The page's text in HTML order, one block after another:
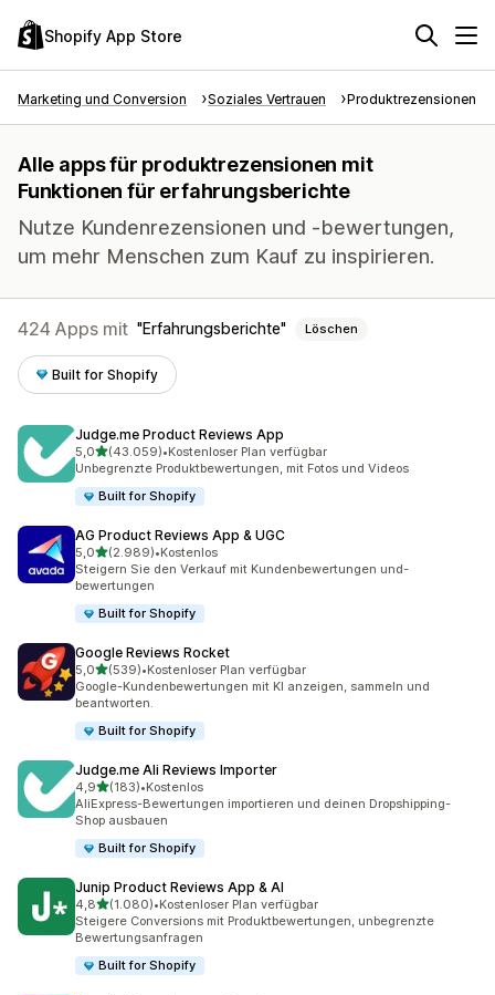
Shopify App Store
Marketing und Conversion Soziales Vertrauen Produktrezensionen
Alle apps für produktrezensionen mit
Funktionen für erfahrungsberichte
Nutze Kundenrezensionen und -bewertungen,
um mehr Menschen zum Kauf zu inspirieren.
424 Apps mit Erfahrungsberichte Löschen
Built for Shopify
Judge.me Product Reviews App
5,0von 5 Sternen
(43.059)
43059 Rezensionen insgesamt
•Kostenloser Plan verfügbar
Unbegrenzte Produktbewertungen, mit Fotos und Videos
Built for Shopify
AG Product Reviews App & UGC
5,0von 5 Sternen
(2.989)
2989 Rezensionen insgesamt
•Kostenlos
Steigern Sie den Verkauf mit Kundenbewertungen und-
bewertungen
Built for Shopify
Google Reviews Rocket
5,0von 5 Sternen
(539)
539 Rezensionen insgesamt
•Kostenloser Plan verfügbar
Google-Kundenbewertungen mit KI anzeigen, sammeln und
beantworten.
Built for Shopify
Judge.me Ali Reviews Importer
4,9von 5 Sternen
(183)
183 Rezensionen insgesamt
•Kostenlos
AliExpress-Bewertungen importieren und deinen Dropshipping-
Shop ausbauen
Built for Shopify
Junip Product Reviews App & AI
4,8von 5 Sternen
(1.080)
1080 Rezensionen insgesamt
•Kostenloser Plan verfügbar
Steigere Conversions mit Produktbewertungen, unbegrenzte
Bewertungsanfragen
Built for Shopify